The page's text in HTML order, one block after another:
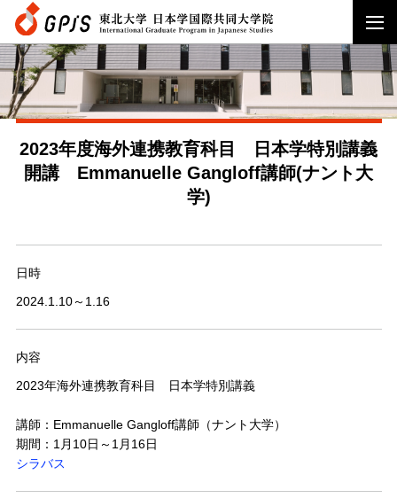
2023年度海外連携教育科目 日本学特別講義
開講 Emmanuelle Gangloff講師(ナント大
学)
日時
2024.1.10～1.16
内容
2023年海外連携教育科目 日本学特別講義
講師：Emmanuelle Gangloff講師（ナント大学）
期間：1月10日～1月16日
シラバス